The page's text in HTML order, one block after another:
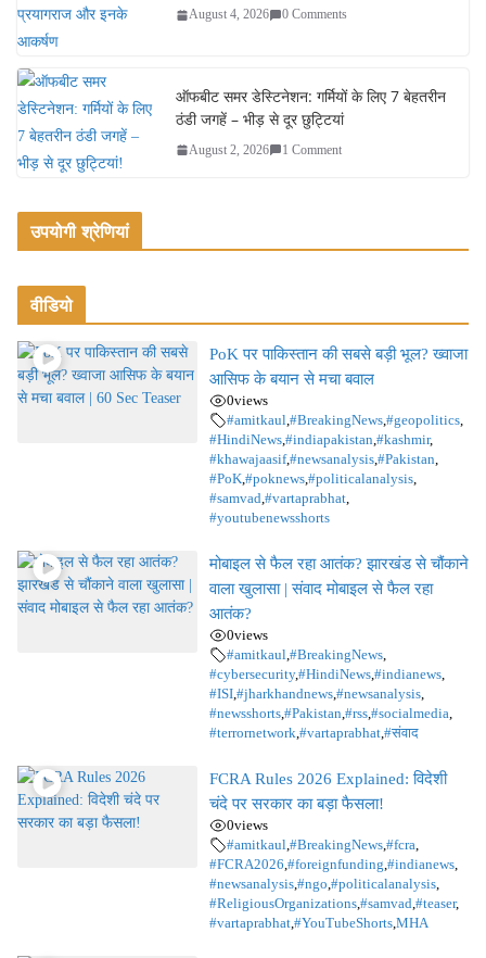
August 4, 2026 0 Comments
ऑफबीट समर डेस्टिनेशन: गर्मियों के लिए 7 बेहतरीन
ठंडी जगहें – भीड़ से दूर छुट्टियां
August 2, 2026 1 Comment
उपयोगी श्रेणियां
वीडियो
PoK पर पाकिस्तान की सबसे बड़ी भूल? ख्वाजा
आसिफ के बयान से मचा बवाल
0views
#amitkaul,#BreakingNews,#geopolitics,
#HindiNews,#indiapakistan,#kashmir,
#khawajaasif,#newsanalysis,#Pakistan,
#PoK,#poknews,#politicalanalysis,
#samvad,#vartaprabhat,
#youtubenewsshorts
मोबाइल से फैल रहा आतंक? झारखंड से चौंकाने
वाला खुलासा | संवाद मोबाइल से फैल रहा
आतंक?
0views
#amitkaul,#BreakingNews,
#cybersecurity,#HindiNews,#indianews,
#ISI,#jharkhandnews,#newsanalysis,
#newsshorts,#Pakistan,#rss,#socialmedia,
#terrornetwork,#vartaprabhat,#संवाद
FCRA Rules 2026 Explained: विदेशी
चंदे पर सरकार का बड़ा फैसला!
0views
#amitkaul,#BreakingNews,#fcra,
#FCRA2026,#foreignfunding,#indianews,
#newsanalysis,#ngo,#politicalanalysis,
#ReligiousOrganizations,#samvad,#teaser,
#vartaprabhat,#YouTubeShorts,MHA